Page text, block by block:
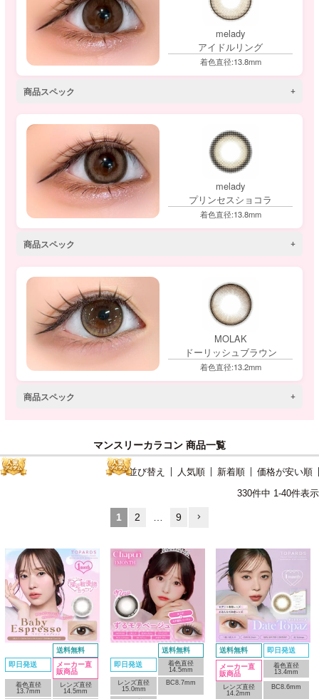
melady
アイドルリング
着色直径:13.8mm
商品スペック
melady
プリンセスショコラ
着色直径:13.8mm
商品スペック
MOLAK
ドーリッシュブラウン
着色直径:13.2mm
商品スペック
マンスリーカラコン 商品一覧
並び替え 人気順 新着順
価格が安い順
330件中 1-40件表示
1 2 … 9
送料無料
即日発送
メーカー直
販商品
着色直径
13.7mm
レンズ直径
14.5mm
送料無料
即日発送
着色直径
14.5mm
レンズ直径
15.0mm
BC8.7mm
送料無料 即日発送
メーカー直
販商品
着色直径
13.4mm
レンズ直径
14.2mm
BC8.6mm